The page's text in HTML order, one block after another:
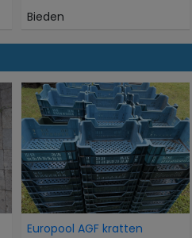
Bieden
Europool AGF kratten